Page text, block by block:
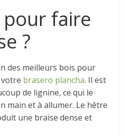
faire
?
des meilleurs bois pour
brasero plancha. Il est
de lignine, ce qui le
main et à allumer. Le hêtre
une braise dense et